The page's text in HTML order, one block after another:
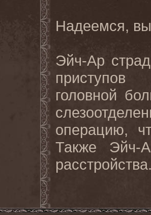
Надеемся, вы
Эйч-Ар
приступов
головной
операцию,
Также Эйч-
расстройства